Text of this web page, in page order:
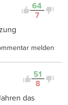
64
7
melden
51
8
das